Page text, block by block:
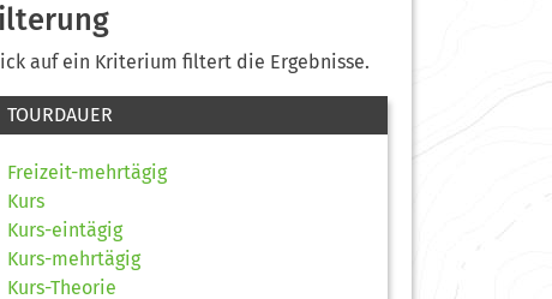
auf ein Kriterium filtert die Ergebnisse.
TOURDAUER
Freizeit-mehrtägig
Kurs
Kurs-eintägig
Kurs-mehrtägig
Kurs-Theorie